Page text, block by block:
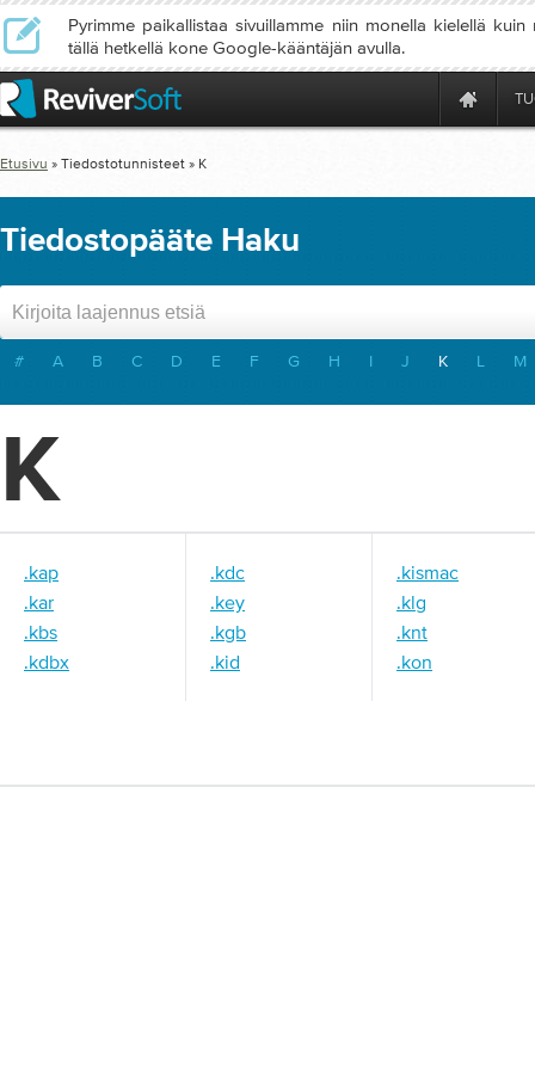
Pyrimme paikallistaa sivuillamme niin monella kielellä
tällä hetkellä kone Google-kääntäjän avulla.
Etusivu » Tiedostotunnisteet » K
Tiedostopääte Haku
# A B C D E F G H I J K L M
K
.kap
.kar
.kbs
.kdbx
.kdc
.key
.kgb
.kid
.kismac
.klg
.knt
.kon